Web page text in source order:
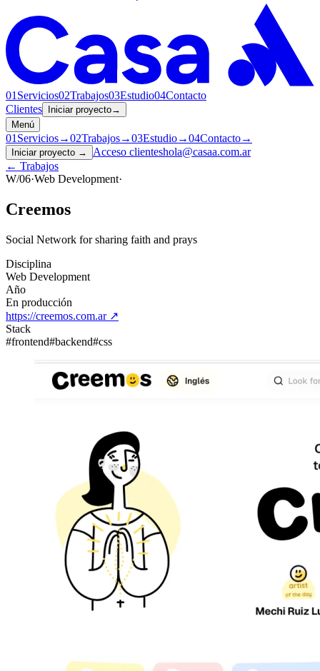
01 Servicios02Trabajos03Estudio04Contacto
Clientes
Iniciar proyecto→
Menú
01 Servicios→02Trabajos→03Estudio→04Contacto→
Iniciar proyecto → Acceso clienteshola@casaa.com.ar
← Trabajos
W/06·Web Development·
Creemos
Social Network for sharing faith and prays
Disciplina
Web Development
Año
En producción
https://creemos.com.ar ↗
Stack
#frontend#backend#css